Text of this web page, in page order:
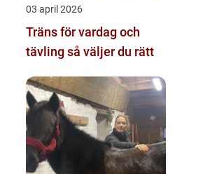
03 april 2026
Träns för vardag och
tävling så väljer du rätt